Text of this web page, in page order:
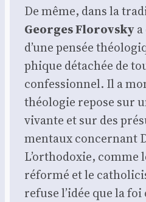
De même, dans la
Georges Flo­rovs­ky
d’une pen­sée
phique déta­chée de
confes­sion­nel. Il a
théo­lo­gie repose sur
vivante et sur des
men­taux concer­nant
L’orthodoxie, comme
réfor­mé et le
refuse l’idée que la